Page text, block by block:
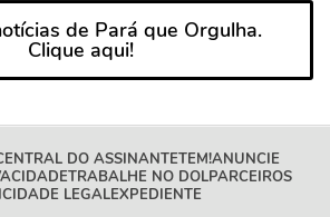
de Pará que Orgulha.
Clique aqui!
DO ASSINANTETEM!ANUNCIE
TRABALHE NO DOLPARCEIROS
LEGALEXPEDIENTE